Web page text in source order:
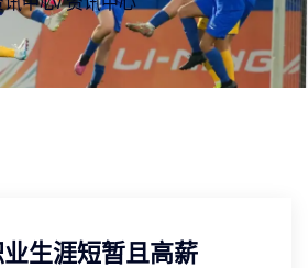
生涯短暂且高薪